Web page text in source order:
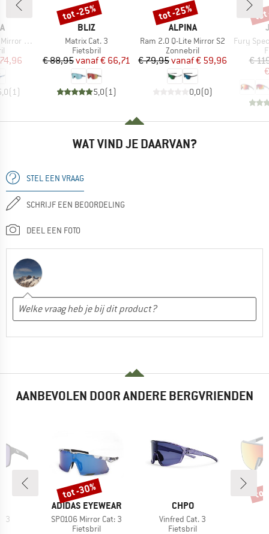
Cat. 3
prijs
(1)
MERK
BLIZ
Artikel
Matrix Cat. 3
Productgroep
Fietsbril
Prijs
€ 88,95 Verlaagde prijs
vanaf€ 66,71
5,0(1)
Korting
tot -25%
MERK
ALPINA
Artikel
Ram 2.0 Q-Lite Mirror S2
Productgroep
Zonnebril
Prijs
€ 79,95 Verlaagde prijs
vanaf€ 59,96
0,0(0)
Korting
tot -25%
Artikel
Fury
€
WAT VIND JE DAARVAN?
STEL EEN VRAAG
SCHRIJF EEN BEOORDELING
DEEL EEN FOTO
AANBEVOLEN DOOR ANDERE BERGVRIENDEN
3
MERK
ADIDAS EYEWEAR
Artikel
SP0106 Mirror Cat: 3
Productgroep
Fietsbril
Korting
tot -30%
MERK
CHPO
Artikel
Vinfred Cat. 3
Productgroep
Fietsbril
tot